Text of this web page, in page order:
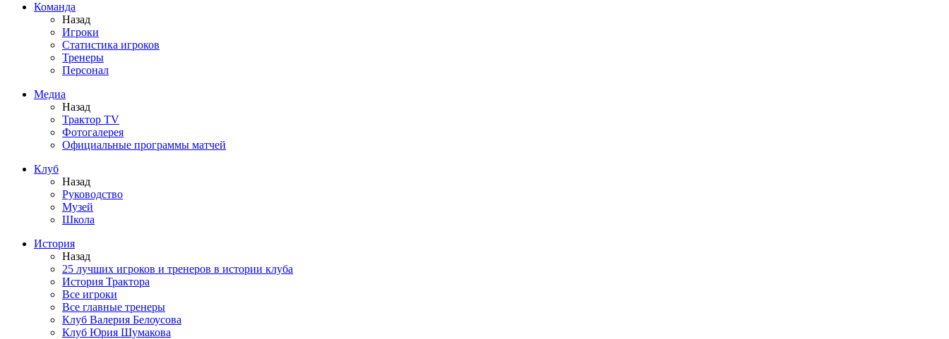
Команда
Назад
Игроки
Статистика игроков
Тренеры
Персонал
Медиа
Назад
Трактор TV
Фотогалерея
Официальные программы матчей
Клуб
Назад
Руководство
Музей
Школа
История
Назад
25 лучших игроков и тренеров в истории клуба
История Трактора
Все игроки
Все главные тренеры
Клуб Валерия Белоусова
Клуб Юрия Шумакова